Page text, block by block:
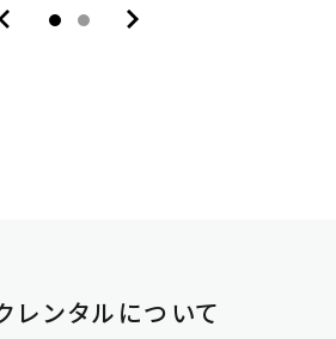
レンタルについて